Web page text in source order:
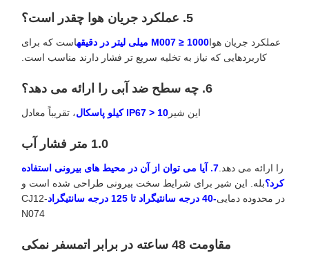
5. عملکرد جریان هوا چقدر است؟
عملکرد جریان هواM007 ≥ 1000 میلی لیتر در دقیقه
است که برای
کاربردهایی که نیاز به تخلیه سریع تر فشار دارند مناسب است.
6. چه سطح ضد آبی را ارائه می دهد؟
این شیر IP67 > 10 کیلو پاسکال ، تقریباً معادل
1.0 متر فشار آب
را ارائه می دهد.
7. آیا می توان از آن در محیط های بیرونی استفاده
کرد؟بله. این شیر برای شرایط سخت بیرونی طراحی شده است و
در محدوده دمایی-40 درجه سانتیگراد تا 125 درجه سانتیگراد
CJ12-
N074
مقاومت 48 ساعته در برابر اتمسفر نمکی